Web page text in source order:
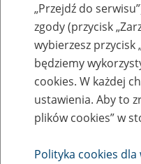
Zaproś ZUS do
eZUS w siedzibie
Rodzaj wydarzenia
„Przejdź do
zgody (przycisk
wybierzesz przycisk
będziemy
cookies. W każdej
ustawienia. Aby to
plików cookies” w
Polityka cookies dla